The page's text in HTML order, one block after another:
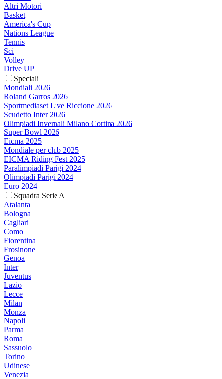
Altri Motori
Basket
America's Cup
Nations League
Tennis
Sci
Volley
Drive UP
Speciali
Mondiali 2026
Roland Garros 2026
Sportmediaset Live Riccione 2026
Scudetto Inter 2026
Olimpiadi Invernali Milano Cortina 2026
Super Bowl 2026
Eicma 2025
Mondiale per club 2025
EICMA Riding Fest 2025
Paralimpiadi Parigi 2024
Olimpiadi Parigi 2024
Euro 2024
Squadra Serie A
Atalanta
Bologna
Cagliari
Como
Fiorentina
Frosinone
Genoa
Inter
Juventus
Lazio
Lecce
Milan
Monza
Napoli
Parma
Roma
Sassuolo
Torino
Udinese
Venezia